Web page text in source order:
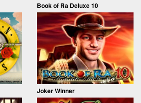
Book of Ra Deluxe 10
Joker Winner